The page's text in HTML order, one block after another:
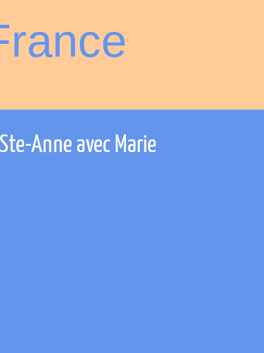
Anne avec Marie